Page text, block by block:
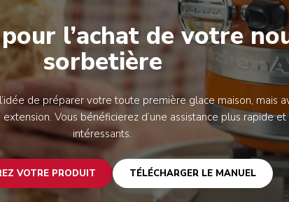
l’achat de votre
sorbetière
de préparer votre toute première glace maison, mais
Vous bénéficierez d’une assistance plus rapide et
intéressants.
VOTRE PRODUIT TÉLÉCHARGER LE MANUEL